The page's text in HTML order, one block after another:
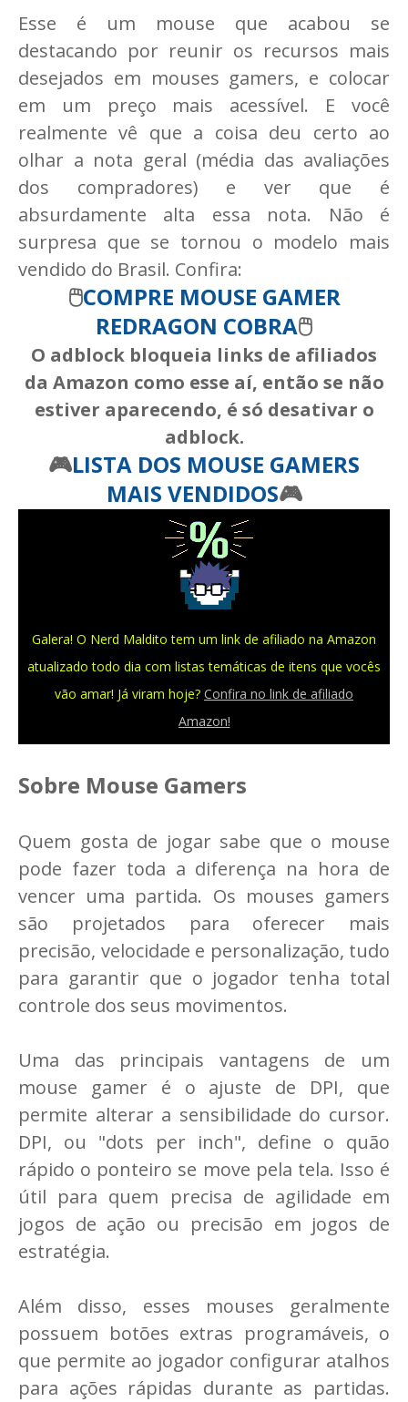
Esse é um mouse que acabou se
destacando por reunir os recursos mais
desejados em mouses gamers, e colocar
em um preço mais acessível. E você
realmente vê que a coisa deu certo ao
olhar a nota geral (média das avaliações
dos compradores) e ver que é
absurdamente alta essa nota. Não é
surpresa que se tornou o modelo mais
vendido do Brasil. Confira:
🖱️COMPRE MOUSE GAMER
REDRAGON COBRA🖱️
O adblock bloqueia links de afiliados
da Amazon como esse aí, então se não
estiver aparecendo, é só desativar o
adblock.
🎮LISTA DOS MOUSE GAMERS
MAIS VENDIDOS🎮
Galera! O Nerd Maldito tem um link de afiliado na Amazon
atualizado todo dia com listas temáticas de itens que vocês
vão amar! Já viram hoje? Confira no link de afiliado
Amazon!
Sobre Mouse Gamers
Quem gosta de jogar sabe que o mouse
pode fazer toda a diferença na hora de
vencer uma partida. Os mouses gamers
são projetados para oferecer mais
precisão, velocidade e personalização, tudo
para garantir que o jogador tenha total
controle dos seus movimentos.
Uma das principais vantagens de um
mouse gamer é o ajuste de DPI, que
permite alterar a sensibilidade do cursor.
DPI, ou "dots per inch", define o quão
rápido o ponteiro se move pela tela. Isso é
útil para quem precisa de agilidade em
jogos de ação ou precisão em jogos de
estratégia.
Além disso, esses mouses geralmente
possuem botões extras programáveis, o
que permite ao jogador configurar atalhos
para ações rápidas durante as partidas.